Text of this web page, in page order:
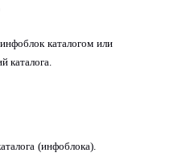
каталогом или
каталога.
(инфоблока).